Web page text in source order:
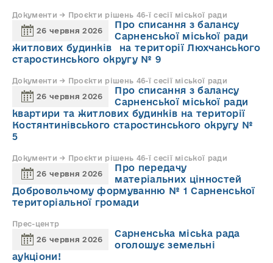
Документи → Проєкти рішень 46-ї сесії міської ради
26 червня 2026
Про списання з балансу
Сарненської міської ради
житлових будинків на території Люхчанського
старостинського округу № 9
Документи → Проєкти рішень 46-ї сесії міської ради
26 червня 2026
Про списання з балансу
Сарненської міської ради
квартири та житлових будинків на території
Костянтинівського старостинського округу №
5
Документи → Проєкти рішень 46-ї сесії міської ради
26 червня 2026
Про передачу
матеріальних цінностей
Добровольчому формуванню № 1 Сарненської
територіальної громади
Прес-центр
26 червня 2026
Сарненська міська рада
оголошує земельні
аукціони!